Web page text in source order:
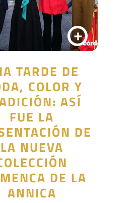
+
TARDE DE
COLOR Y
ASÍ
FUE LA
DE
LA NUEVA
DE LA
ANNICA